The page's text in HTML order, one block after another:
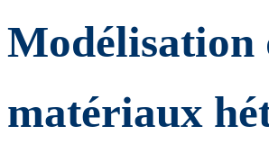
Modélisation
matériaux